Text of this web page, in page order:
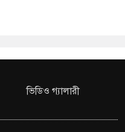
ভিডিও গ্যালারী